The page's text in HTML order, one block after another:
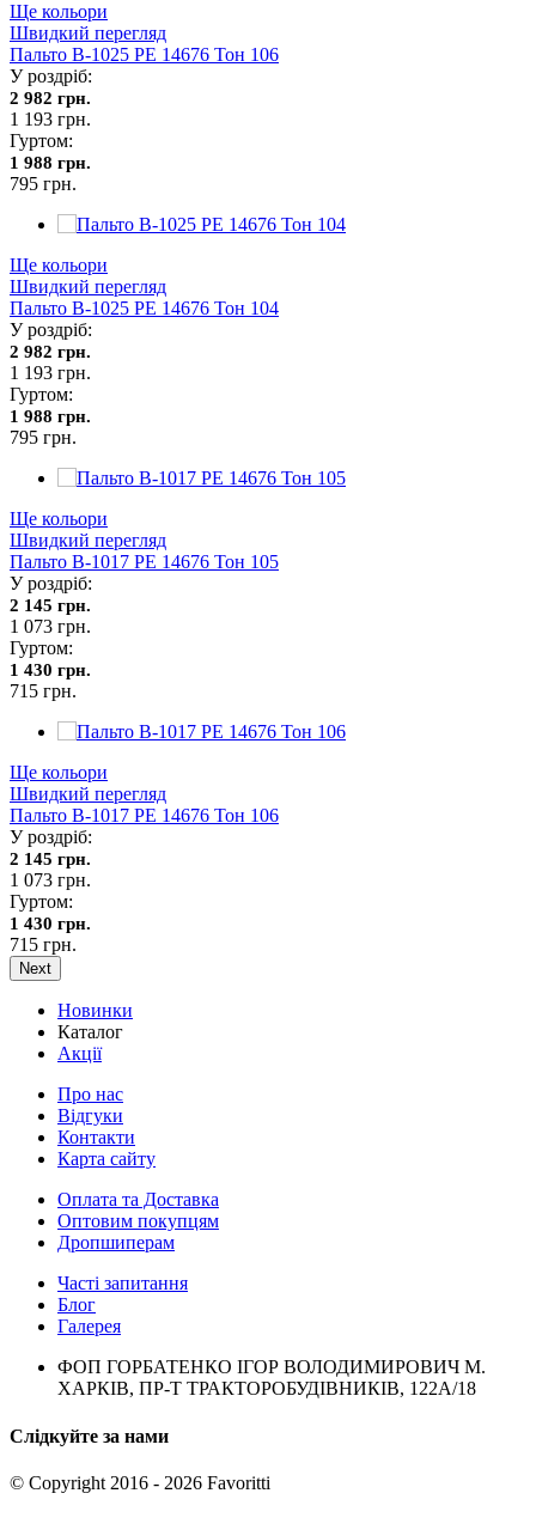
Ще кольори
Швидкий перегляд
Пальто В-1025 PE 14676 Тон 106
У роздріб:
2 982 грн.
1 193 грн.
Гуртом:
1 988 грн.
795 грн.
Ще кольори
Швидкий перегляд
Пальто В-1025 PE 14676 Тон 104
У роздріб:
2 982 грн.
1 193 грн.
Гуртом:
1 988 грн.
795 грн.
Ще кольори
Швидкий перегляд
Пальто В-1017 PE 14676 Тон 105
У роздріб:
2 145 грн.
1 073 грн.
Гуртом:
1 430 грн.
715 грн.
Ще кольори
Швидкий перегляд
Пальто В-1017 PE 14676 Тон 106
У роздріб:
2 145 грн.
1 073 грн.
Гуртом:
1 430 грн.
715 грн.
Next
Новинки
Каталог
Акції
Про нас
Відгуки
Контакти
Карта сайту
Оплата та Доставка
Оптовим покупцям
Дропшиперам
Часті запитання
Блог
Галерея
ФОП ГОРБАТЕНКО ІГОР ВОЛОДИМИРОВИЧ М.
ХАРКІВ, ПР-Т ТРАКТОРОБУДІВНИКІВ, 122А/18
Слідкуйте за нами
© Copyright 2016 - 2026 Favoritti